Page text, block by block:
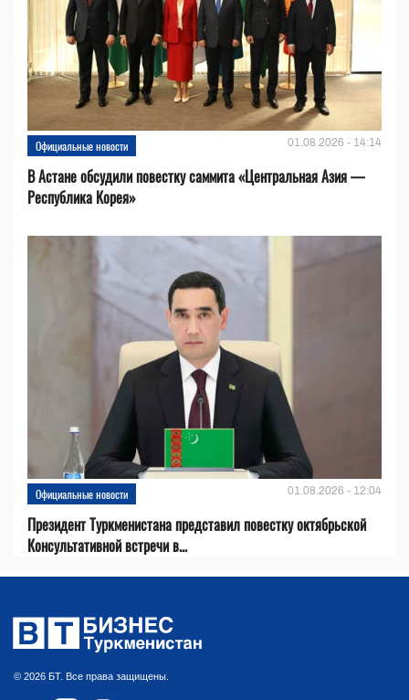
Официальные новости 01.08.2026 - 14:14
В Астане обсудили повестку саммита «Центральная Азия —
Республика Корея»
Официальные новости 01.08.2026 - 12:04
Президент Туркменистана представил повестку октябрьской
Консультативной встречи в...
© 2026 БТ. Все права защищены.